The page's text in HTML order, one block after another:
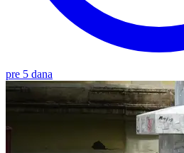
pre 5 dana